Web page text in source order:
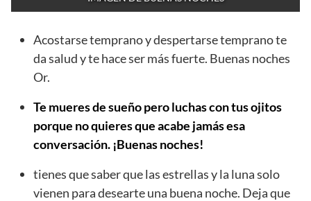
Acostarse temprano y despertarse temprano te
da salud y te hace ser más fuerte. Buenas noches
Or.
Te mueres de sueño pero luchas con tus ojitos
porque no quieres que acabe jamás esa
conversación. ¡Buenas noches!
tienes que saber que las estrellas y la luna solo
vienen para desearte una buena noche. Deja que